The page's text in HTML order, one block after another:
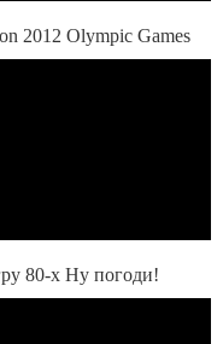
2012 Olympic Games
80-х Ну погоди!